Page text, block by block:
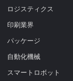
ロジスティクス
印刷業界
パッケージ
自動化機械
スマートロボット